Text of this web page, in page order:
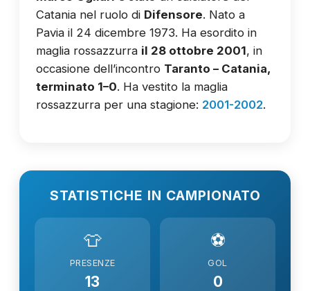
Catania nel ruolo di Difensore. Nato a
Pavia il 24 dicembre 1973. Ha esordito in
maglia rossazzurra il 28 ottobre 2001, in
occasione dell’incontro Taranto – Catania,
terminato 1–0. Ha vestito la maglia
rossazzurra per una stagione: 2001-2002.
STATISTICHE IN CAMPIONATO
👕
PRESENZE
13
⚽
GOL
0